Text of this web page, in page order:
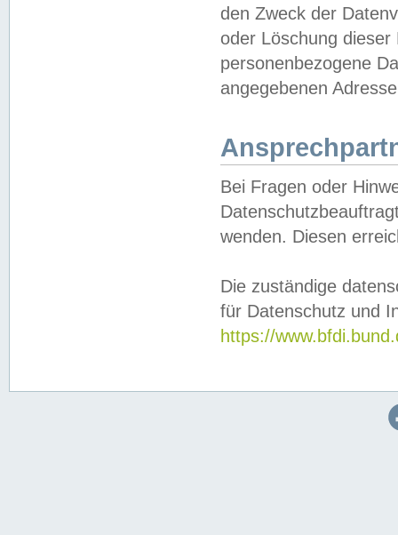
den Zweck der
oder Löschung
personenbezogene
angegebenen
Bei Fragen oder
wenden. Diesen
Die zuständige
für Datenschutz und
https://